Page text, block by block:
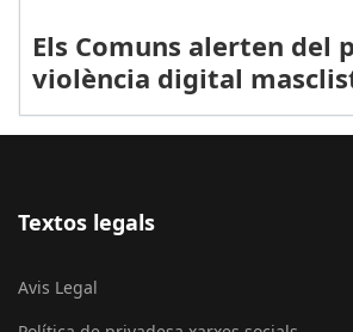
Els Comuns alerten del
violència digital
Textos legals
Avis Legal